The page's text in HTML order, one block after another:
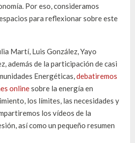
Por eso, consideramos
para reflexionar sobre este
Martí, Luis González, Yayo
además de la participación de casi
Energéticas,debatiremos
onlinesobre la energía en
los límites, las necesidades y
los vídeos de la
así como un pequeño resumen